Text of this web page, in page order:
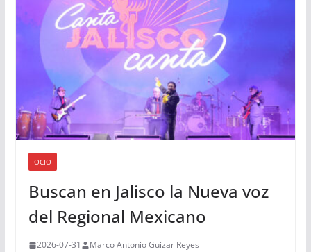
OCIO
Buscan en Jalisco la Nueva voz
del Regional Mexicano
2026-07-31 Marco Antonio Guizar Reyes